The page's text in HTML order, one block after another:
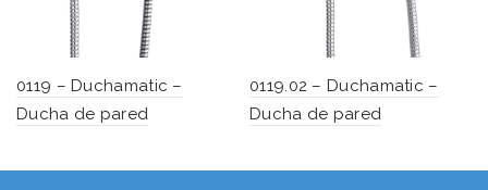
0119 – Duchamatic –
Ducha de pared
0119.02 – Duchamatic –
Ducha de pared